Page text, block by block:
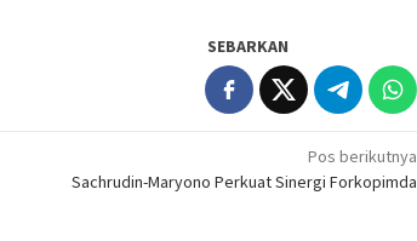
SEBARKAN
Pos berikutnya
Sachrudin-Maryono Perkuat Sinergi Forkopimda